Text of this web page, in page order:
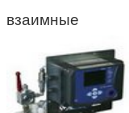
взаимные